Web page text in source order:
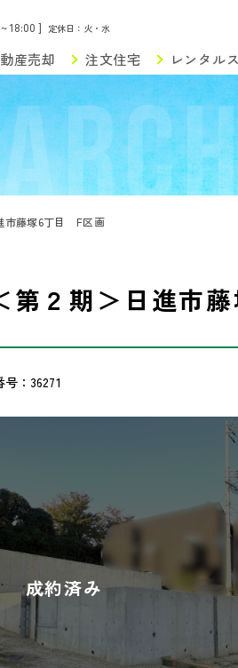
18:00 ] 定休日：火・水
産売却 注文住宅 レンタル
市藤塚6丁目 F区画
第２期＞日進市
：36271